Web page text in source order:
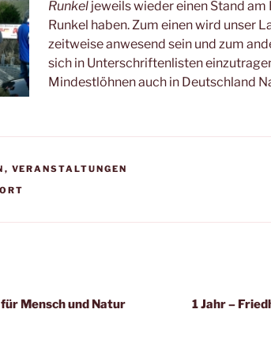
Runkel jeweils wieder einen Stand
Runkel haben. Zum einen wird unser
zeitweise anwesend sein und zum
sich in Unterschriftenlisten
Mindestlöhnen auch in Deutschland
, VERANSTALTUNGEN
Mensch und Natur
1 Jahr –